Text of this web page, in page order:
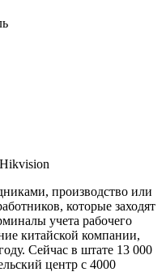
производство или
которые заходят
учета рабочего
китайской компании,
Сейчас в штате 13 000
центр с 4000